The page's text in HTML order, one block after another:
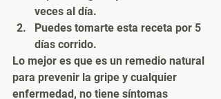
veces al día.
Puedes tomarte esta receta por 5
días corrido.
Lo mejor es que es un remedio natural
para prevenir la gripe y cualquier
enfermedad, no tiene síntomas